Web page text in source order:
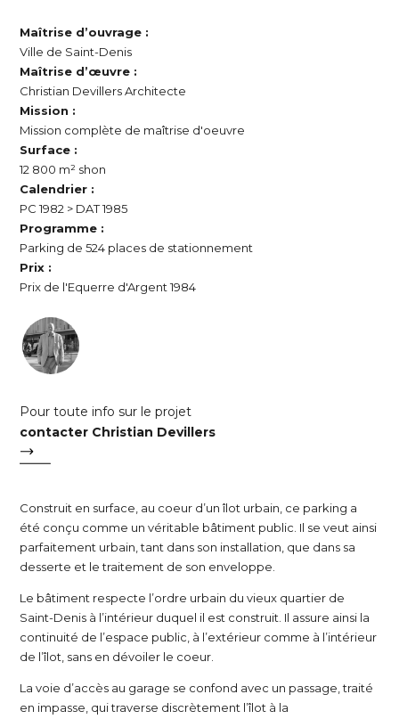
Maîtrise d’ouvrage :
Ville de Saint-Denis
Maîtrise d’œuvre :
Christian Devillers Architecte
Mission :
Mission complète de maîtrise d'oeuvre
Surface :
12 800 m² shon
Calendrier :
PC 1982 > DAT 1985
Programme :
Parking de 524 places de stationnement
Prix :
Prix de l'Equerre d'Argent 1984
Pour toute info sur le projet
contacter Christian Devillers
Construit en surface, au coeur d’un îlot urbain, ce parking a
été conçu comme un véritable bâtiment public. Il se veut ainsi
parfaitement urbain, tant dans son installation, que dans sa
desserte et le traitement de son enveloppe.
Le bâtiment respecte l’ordre urbain du vieux quartier de
Saint-Denis à l’intérieur duquel il est construit. Il assure ainsi la
continuité de l’espace public, à l’extérieur comme à l’intérieur
de l’îlot, sans en dévoiler le coeur.
La voie d’accès au garage se confond avec un passage, traité
en impasse, qui traverse discrètement l’îlot à la